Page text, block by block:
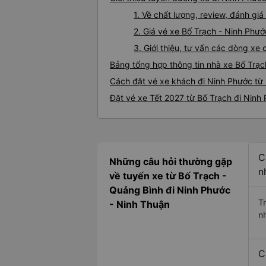
1. Về chất lượng, review, đánh
2. Giá vé xe Bố Trạch - Ninh
3. Giới thiệu, tư vấn các dòng xe
Bảng tổng hợp thông tin nhà xe Bố
Cách đặt vé xe khách đi Ninh Phước
Đặt vé xe Tết 2027 từ Bố Trạch đi Ninh
Những câu hỏi thường gặp
về tuyến xe từ Bố Trạch -
Quảng Bình đi Ninh Phước
- Ninh Thuận